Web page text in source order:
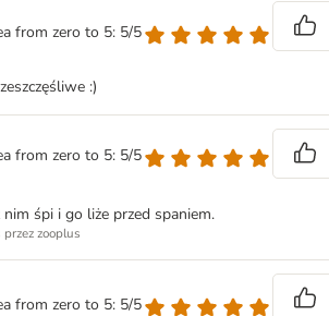
from zero to 5: 5/5
:)
from zero to 5: 5/5
śpi i go liże przed spaniem.
przez zooplus
from zero to 5: 5/5